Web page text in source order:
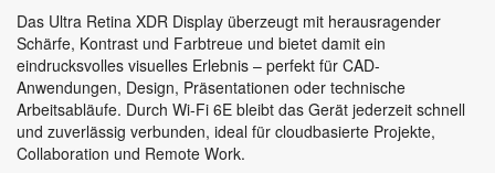
Das Ultra Retina XDR Display überzeugt mit herausragender
Schärfe, Kontrast und Farbtreue und bietet damit ein
eindrucksvolles visuelles Erlebnis – perfekt für CAD-
Anwendungen, Design, Präsentationen oder technische
Arbeitsabläufe. Durch Wi-Fi 6E bleibt das Gerät jederzeit schnell
und zuverlässig verbunden, ideal für cloudbasierte Projekte,
Collaboration und Remote Work.